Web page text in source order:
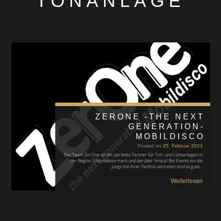
ZERONE -THE NEXT
GENERATION-
MOBILDISCO
Posted on 25. Februar 2023
Das Team ZerOne ist der perfekte Partner für Ton- und Lichtanlagen in
der Region Südoststeiermark und darüber hinaus! Bei Events wo die
Jungs mit ihrer Technik vertreten sind ist gute…
Weiterlesen